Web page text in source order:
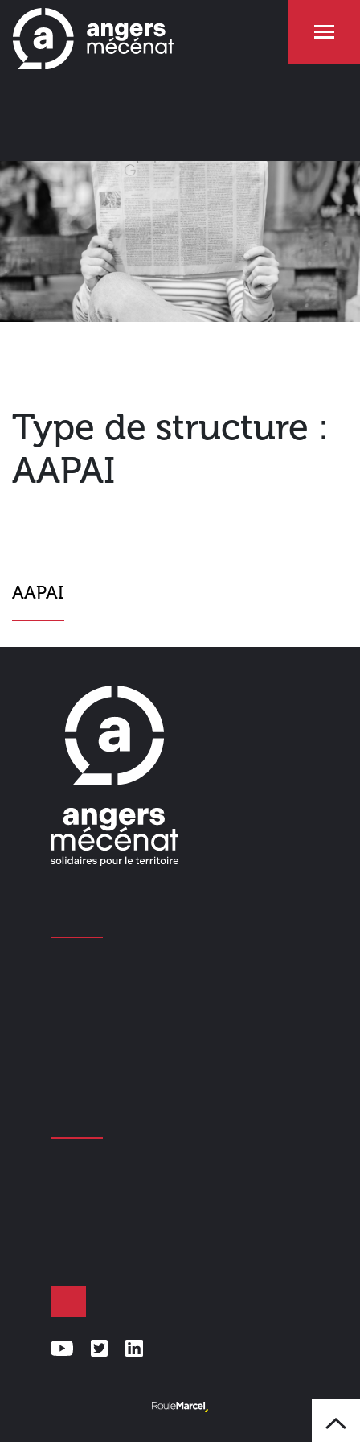
Type de structure :
AAPAI
AAPAI